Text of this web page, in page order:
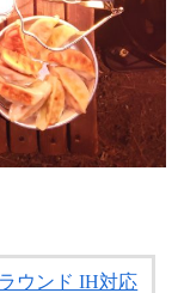
ウンド IH対応